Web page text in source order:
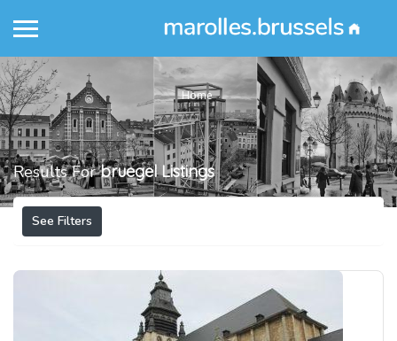
Home
Results Forbruegel Listings
See Filters